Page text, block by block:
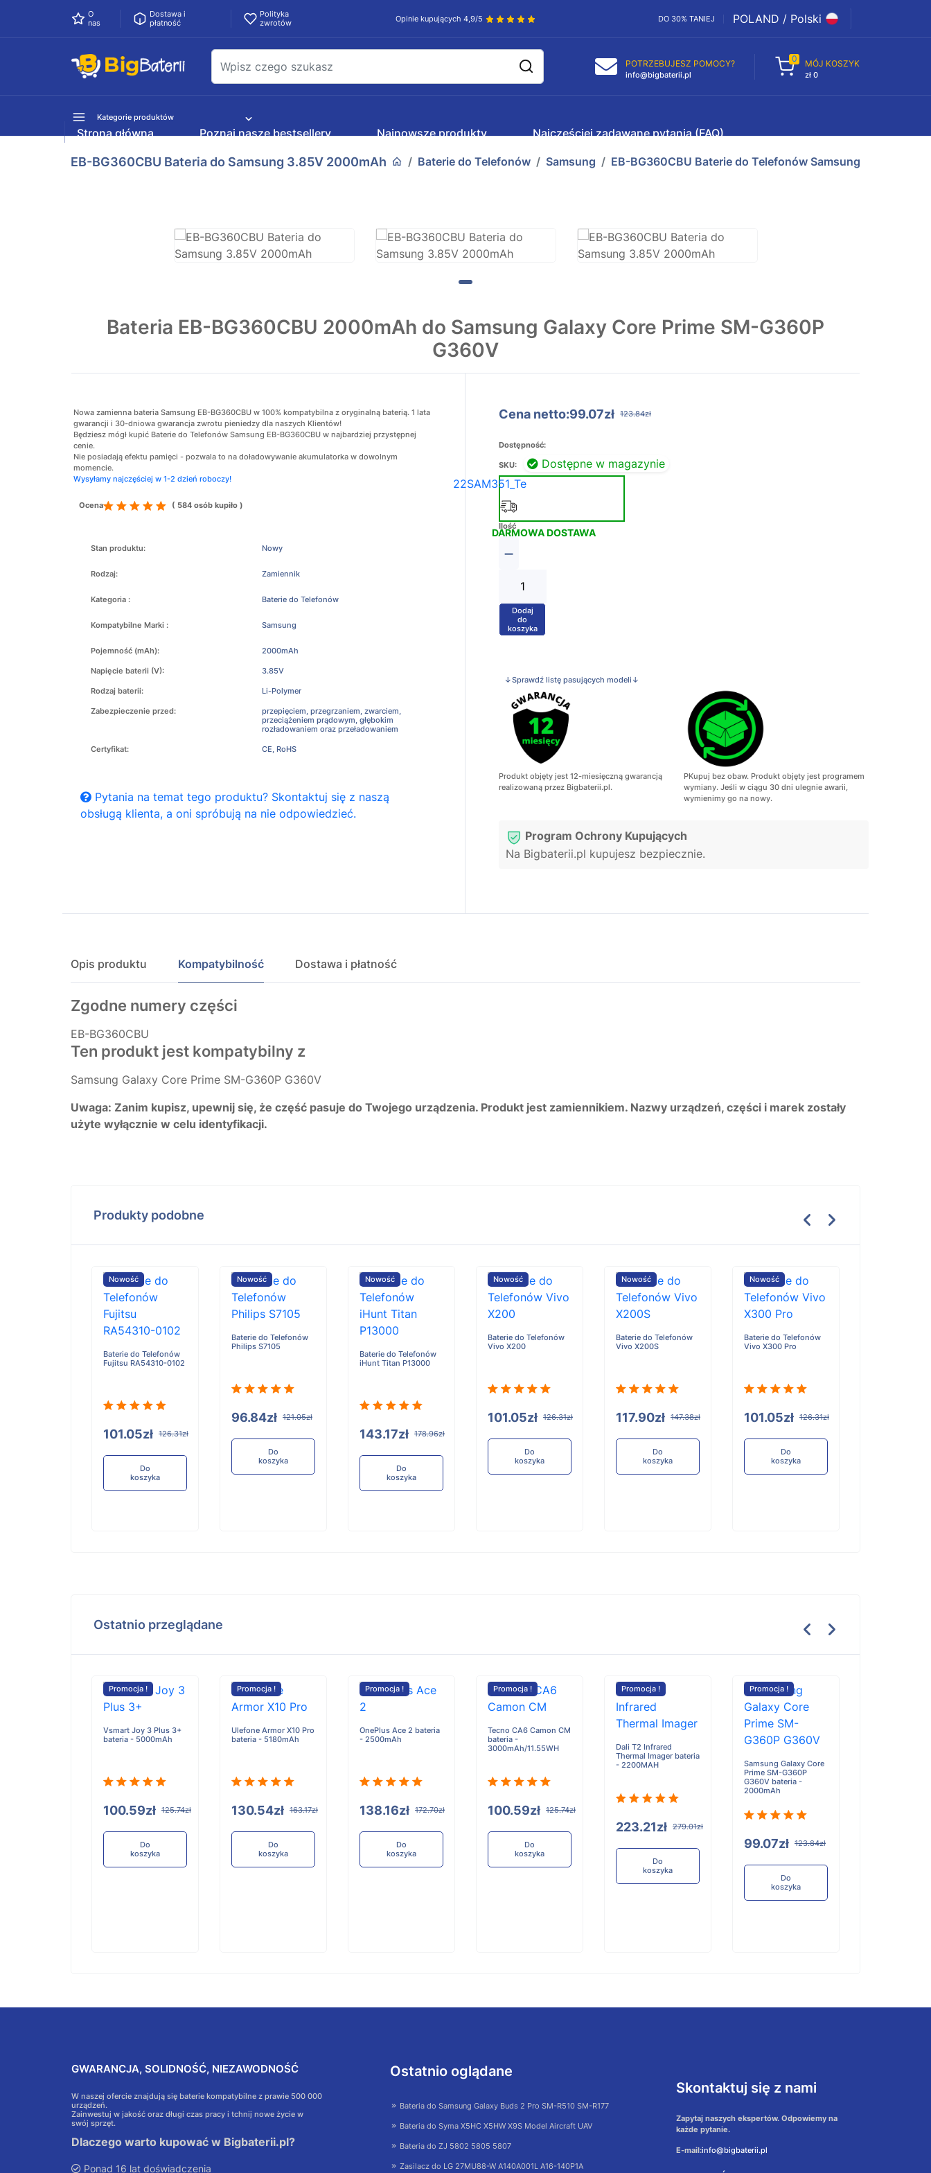
O
nas
Dostawa i
płatność
Polityka
zwrotów
Opinie kupujących 4,9/5 DO 30% TANIEJ POLAND / Polski
POTRZEBUJESZ POMOCY?
info@bigbaterii.pl
0 MÓJ KOSZYK
zł 0
Kategorie produktów
Strona główna Poznaj nasze bestsellery Najnowsze produkty Najczęściej zadawane pytania (FAQ)
EB-BG360CBU Bateria do Samsung 3.85V 2000mAh Baterie do Telefonów Samsung EB-BG360CBU Baterie do Telefonów Samsung
Bateria EB-BG360CBU 2000mAh do Samsung Galaxy Core Prime SM-G360P
G360V
Nowa zamienna bateria Samsung EB-BG360CBU w 100% kompatybilna z oryginalną baterią. 1 lata
gwarancji i 30-dniowa gwarancja zwrotu pieniedzy dla naszych Klientów!
Będziesz mógł kupić Baterie do Telefonów Samsung EB-BG360CBU w najbardziej przystępnej
cenie.
Nie posiadają efektu pamięci - pozwala to na doładowywanie akumulatorka w dowolnym
momencie.
Wysyłamy najczęściej w 1-2 dzień roboczy!
Ocena ( 584 osób kupiło )
Stan produktu: Nowy
Rodzaj: Zamiennik
Kategoria : Baterie do Telefonów
Kompatybilne Marki : Samsung
Pojemność (mAh): 2000mAh
Napięcie baterii (V): 3.85V
Rodzaj baterii: Li-Polymer
Zabezpieczenie przed:
przepięciem, przegrzaniem, zwarciem,
przeciążeniem prądowym, głębokim
rozładowaniem oraz przeładowaniem
Certyfikat: CE, RoHS
Pytania na temat tego produktu? Skontaktuj się z naszą
obsługą klienta, a oni spróbują na nie odpowiedzieć.
Cena netto:99.07zł 123.84zł
Dostępność:
Dostępne w magazynie
SKU:
22SAM351_Te
DARMOWA DOSTAWA
Ilość
−
+
Dodaj
do
koszyka
↓Sprawdź listę pasujących modeli↓
Produkt objęty jest 12-miesięczną gwarancją
realizowaną przez Bigbaterii.pl.
PKupuj bez obaw. Produkt objęty jest programem
wymiany. Jeśli w ciągu 30 dni ulegnie awarii,
wymienimy go na nowy.
Program Ochrony Kupujących
Na Bigbaterii.pl kupujesz bezpiecznie.
Opis produktu Kompatybilność Dostawa i płatność
Zgodne numery części
EB-BG360CBU
Ten produkt jest kompatybilny z
Samsung Galaxy Core Prime SM-G360P G360V
Uwaga: Zanim kupisz, upewnij się, że część pasuje do Twojego urządzenia. Produkt jest zamiennikiem. Nazwy urządzeń, części i marek zostały
użyte wyłącznie w celu identyfikacji.
Produkty podobne
Nowość
Baterie do Telefonów
Fujitsu RA54310-0102
101.05zł 126.31zł
Do
koszyka
Nowość
Baterie do Telefonów
Philips S7105
96.84zł 121.05zł
Do
koszyka
Nowość
Baterie do Telefonów
iHunt Titan P13000
143.17zł 178.96zł
Do
koszyka
Nowość
Baterie do Telefonów
Vivo X200
101.05zł 126.31zł
Do
koszyka
Nowość
Baterie do Telefonów
Vivo X200S
117.90zł 147.38zł
Do
koszyka
Nowość
Baterie do Telefonów
Vivo X300 Pro
101.05zł 126.31zł
Do
koszyka
Ostatnio przeglądane
Promocja !
Vsmart Joy 3 Plus 3+
bateria - 5000mAh
100.59zł 125.74zł
Do
koszyka
Promocja !
Ulefone Armor X10 Pro
bateria - 5180mAh
130.54zł 163.17zł
Do
koszyka
Promocja !
OnePlus Ace 2 bateria
- 2500mAh
138.16zł 172.70zł
Do
koszyka
Promocja !
Tecno CA6 Camon CM
bateria -
3000mAh/11.55WH
100.59zł 125.74zł
Do
koszyka
Promocja !
Dali T2 Infrared
Thermal Imager bateria
- 2200MAH
223.21zł 279.01zł
Do
koszyka
Promocja !
Samsung Galaxy Core
Prime SM-G360P
G360V bateria -
2000mAh
99.07zł 123.84zł
Do
koszyka
GWARANCJA, SOLIDNOŚĆ, NIEZAWODNOŚĆ
W naszej ofercie znajdują się baterie kompatybilne z prawie 500 000
urządzeń.
Zainwestuj w jakość oraz długi czas pracy i tchnij nowe życie w
swój sprzęt.
Dlaczego warto kupować w Bigbaterii.pl?
Ponad 16 lat doświadczenia
Ostatnio oglądane
Bateria do Samsung Galaxy Buds 2 Pro SM-R510 SM-R177
Bateria do Syma X5HC X5HW X9S Model Aircraft UAV
Bateria do ZJ 5802 5805 5807
Zasilacz do LG 27MU88-W A140A001L A16-140P1A
Skontaktuj się z nami
Zapytaj naszych ekspertów. Odpowiemy na
każde pytanie.
E-mail:info@bigbaterii.pl